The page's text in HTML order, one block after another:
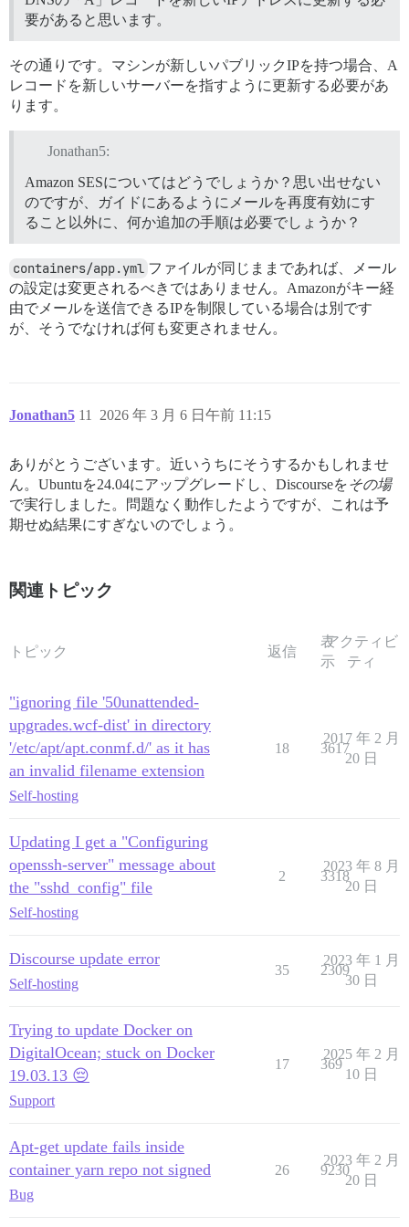
要があると思います。
その通りです。マシンが新しいパブリックIPを持つ場合、A
レコードを新しいサーバーを指すように更新する必要があ
ります。
Jonathan5:
Amazon SESについてはどうでしょうか？思い出せない
のですが、ガイドにあるようにメールを再度有効にす
ること以外に、何か追加の手順は必要でしょうか？
containers/app.yml ファイルが同じままであれば、メール
の設定は変更されるべきではありません。Amazonがキー経
由でメールを送信できるIPを制限している場合は別です
が、そうでなければ何も変更されません。
Jonathan5 2026 年 3 月 6 日午前 11:15
11
ありがとうございます。近いうちにそうするかもしれませ
ん。Ubuntuを24.04にアップグレードし、Discourseをその場
で実行しました。問題なく動作したようですが、これは予
期せぬ結果にすぎないのでしょう。
関連トピック
トピック 返信
表
示
アクティビ
ティ
"ignoring file '50unattended-
upgrades.wcf-dist' in directory
'/etc/apt/apt.conmf.d/' as it has
an invalid filename extension
Self-hosting
18 3617
2017 年 2 月
20 日
Updating I get a "Configuring
openssh-server" message about
the "sshd_config" file
Self-hosting
2 3318
2023 年 8 月
20 日
Discourse update error
Self-hosting
35 2309
2023 年 1 月
30 日
Trying to update Docker on
DigitalOcean; stuck on Docker
19.03.13 😔
Support
17 369
2025 年 2 月
10 日
Apt-get update fails inside
container yarn repo not signed
Bug
26 9230
2023 年 2 月
20 日